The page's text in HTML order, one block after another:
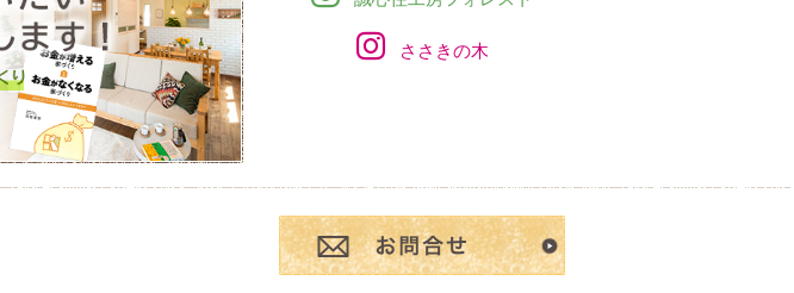
ささきの木